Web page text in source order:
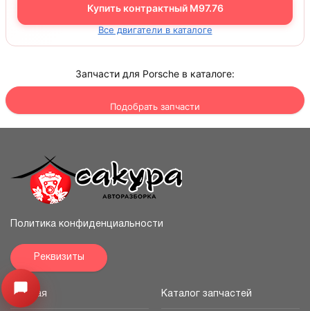
Купить контрактный M97.76
Все двигатели в каталоге
Запчасти для Porsche в каталоге:
Подобрать запчасти
Узнайте цену запчасти -> Открыть меню
Политика конфиденциальности
Реквизиты
Главная Каталог запчастей